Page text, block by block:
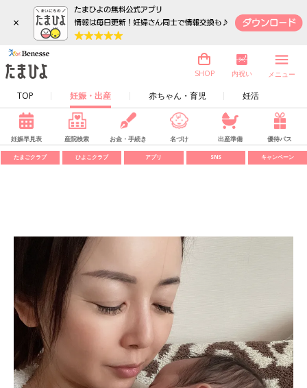
×
TOP 妊娠・出産 赤ちゃん・育児 妊活
SHOP 内祝い メニュー
妊娠早見表 産院検索 お金・手続き 名づけ 出産準備 優待パス
たまごクラブ ひよこクラブ アプリ SNS キャンペーン